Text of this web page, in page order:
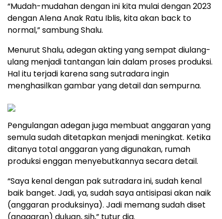
“Mudah-mudahan dengan ini kita mulai dengan 2023
dengan Alena Anak Ratu Iblis, kita akan back to
normal,” sambung Shalu.
Menurut Shalu, adegan akting yang sempat diulang-
ulang menjadi tantangan lain dalam proses produksi.
Hal itu terjadi karena sang sutradara ingin
menghasilkan gambar yang detail dan sempurna.
Pengulangan adegan juga membuat anggaran yang
semula sudah ditetapkan menjadi meningkat. Ketika
ditanya total anggaran yang digunakan, rumah
produksi enggan menyebutkannya secara detail.
“Saya kenal dengan pak sutradara ini, sudah kenal
baik banget. Jadi, ya, sudah saya antisipasi akan naik
(anggaran produksinya). Jadi memang sudah diset